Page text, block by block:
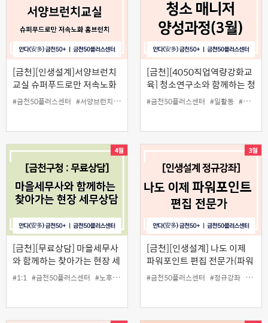
[금천][인생설계]서양브런치
교실 슈퍼푸드로만 저속노화
홈브런치
#금천50플러스센터 #서양브런치 #슈퍼푸드 #요리 #저속노화
[금천][4050직업역량강화교
육] 청소연구소와 함께하는 청
소매니저 양성과정(3월)
#금천50플러스센터 #일활동 #청소매니저
[금천][무료상담] 마을세무사
와 함께하는 찾아가는 현장 세
무상담
#1:1 #금천50플러스센터 #노후준비 #상담 #세무상담 #중장년
[금천][인생설계] 나도 이제
파워포인트 편집 전문가(파워
포인트)
#금천50플러스센터 #정규강좌 #컴퓨